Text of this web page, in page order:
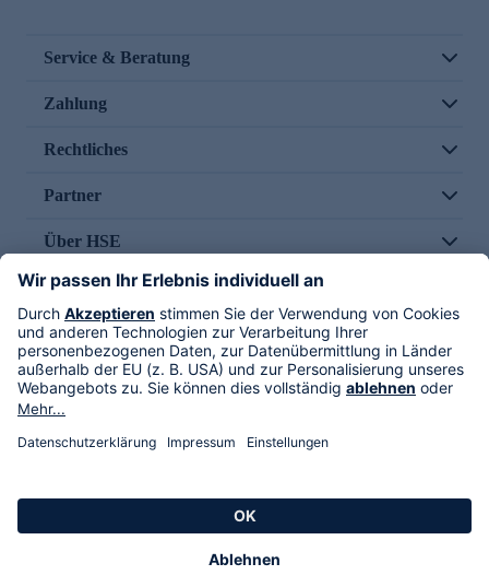
Service & Beratung
Zahlung
Rechtliches
Partner
Über HSE
Im TV
HSE International